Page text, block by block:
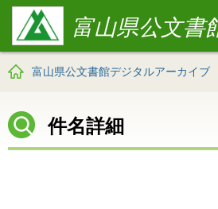
富山県公文書
富山県公文書館デジタルアーカイブ
件名詳細